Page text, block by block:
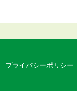
プライバシーポリシー